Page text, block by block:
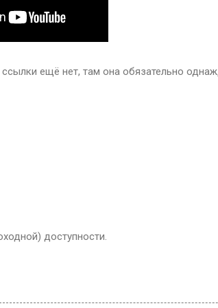
ещё нет, там она обязательно
доступности.